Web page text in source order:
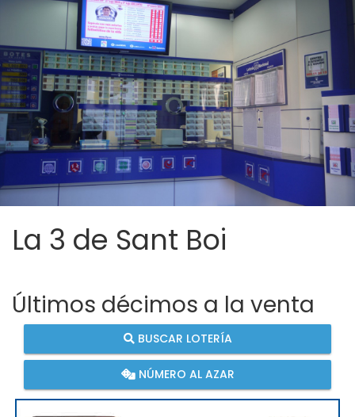
La 3 de Sant Boi
Últimos décimos a la venta
BUSCAR LOTERÍA
NÚMERO AL AZAR